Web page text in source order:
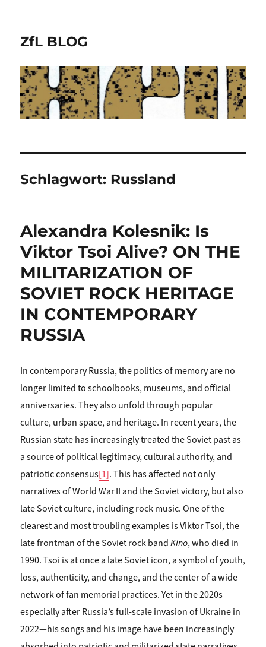
ZfL BLOG
Schlagwort: Russland
Alexandra Kolesnik: Is
Viktor Tsoi Alive? ON THE
MILITARIZATION OF
SOVIET ROCK HERITAGE
IN CONTEMPORARY
RUSSIA
In contemporary Russia, the politics of memory are no
longer limited to schoolbooks, museums, and official
anniversaries. They also unfold through popular
culture, urban space, and heritage. In recent years, the
Russian state has increasingly treated the Soviet past as
a source of political legitimacy, cultural authority, and
patriotic consensus[1]. This has affected not only
narratives of World War II and the Soviet victory, but also
late Soviet culture, including rock music. One of the
clearest and most troubling examples is Viktor Tsoi, the
late frontman of the Soviet rock bandKino, who died in
1990. Tsoi is at once a late Soviet icon, a symbol of youth,
loss, authenticity, and change, and the center of a wide
network of fan memorial practices. Yet in the 2020s—
especially after Russia’s full‑scale invasion of Ukraine in
2022—his songs and his image have been increasingly